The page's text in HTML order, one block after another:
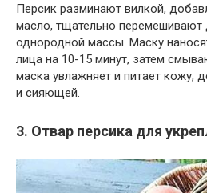
Персик разминают вилкой,
масло, тщательно перемешивают
однородной массы. Маску
лица на 10-15 минут, затем
маска увлажняет и питает кожу,
и сияющей.
3. Отвар персика для